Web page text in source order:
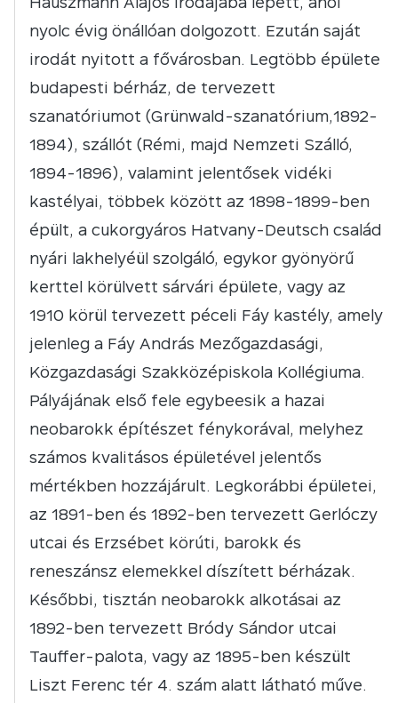
nyolc évig önállóan dolgozott. Ezután saját
irodát nyitott a fővárosban. Legtöbb épülete
budapesti bérház, de tervezett
szanatóriumot (Grünwald-szanatórium,1892-
1894), szállót (Rémi, majd Nemzeti Szálló,
1894-1896), valamint jelentősek vidéki
kastélyai, többek között az 1898-1899-ben
épült, a cukorgyáros Hatvany-Deutsch család
nyári lakhelyéül szolgáló, egykor gyönyörű
kerttel körülvett sárvári épülete, vagy az
1910 körül tervezett péceli Fáy kastély, amely
jelenleg a Fáy András Mezőgazdasági,
Közgazdasági Szakközépiskola Kollégiuma.
Pályájának első fele egybeesik a hazai
neobarokk építészet fénykorával, melyhez
számos kvalitásos épületével jelentős
mértékben hozzájárult. Legkorábbi épületei,
az 1891-ben és 1892-ben tervezett Gerlóczy
utcai és Erzsébet körúti, barokk és
reneszánsz elemekkel díszített bérházak.
Későbbi, tisztán neobarokk alkotásai az
1892-ben tervezett Bródy Sándor utcai
Tauffer-palota, vagy az 1895-ben készült
Liszt Ferenc tér 4. szám alatt látható műve.